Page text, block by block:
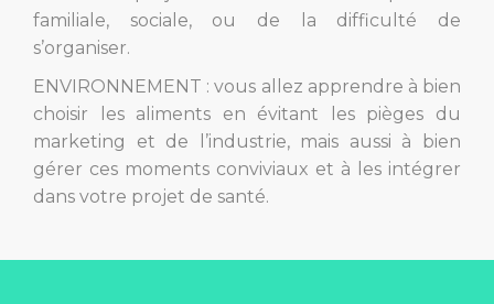
familiale, sociale, ou de la difficulté de
s’organiser.
ENVIRONNEMENT : vous allez apprendre à bien
choisir les aliments en évitant les pièges du
marketing et de l’industrie, mais aussi à bien
gérer ces moments conviviaux et à les intégrer
dans votre projet de santé.